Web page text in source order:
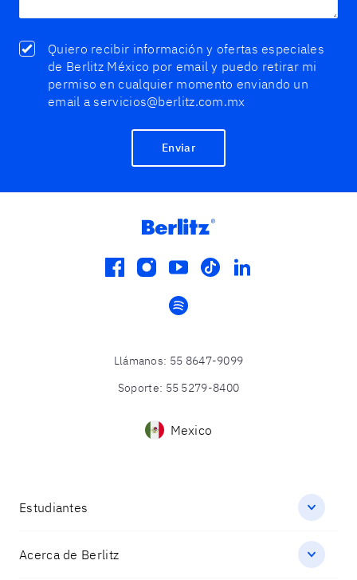
Quiero recibir información y ofertas especiales
de Berlitz México por email y puedo retirar mi
permiso en cualquier momento enviando un
email a servicios@berlitz.com.mx
Enviar
facebook
instagram
youtube
tiktoklinkedin
spotify
Llámanos: 55 8647-9099
Soporte: 55 5279-8400
Mexico
Estudiantes
Acerca de Berlitz